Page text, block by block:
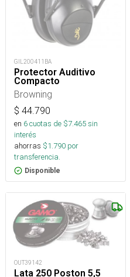
GIL200411BA
Protector Auditivo
Compacto
Browning
$ 44.790
en 6cuotas de $7.465sin
interés
ahorras $1.790 por
transferencia.
Disponible
OUT39142
Lata 250 Poston 5,5